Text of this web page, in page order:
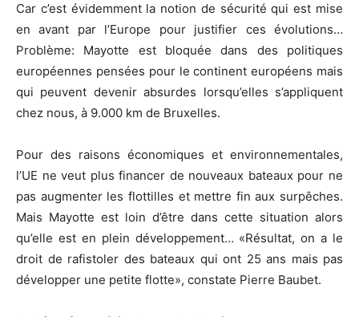
Car c’est évidemment la notion de sécurité qui est mise
en avant par l’Europe pour justifier ces évolutions…
Problème: Mayotte est bloquée dans des politiques
européennes pensées pour le continent européens mais
qui peuvent devenir absurdes lorsqu’elles s’appliquent
chez nous, à 9.000 km de Bruxelles.
Pour des raisons économiques et environnementales,
l’UE ne veut plus financer de nouveaux bateaux pour ne
pas augmenter les flottilles et mettre fin aux surpêches.
Mais Mayotte est loin d’être dans cette situation alors
qu’elle est en plein développement… «Résultat, on a le
droit de rafistoler des bateaux qui ont 25 ans mais pas
développer une petite flotte», constate Pierre Baubet.